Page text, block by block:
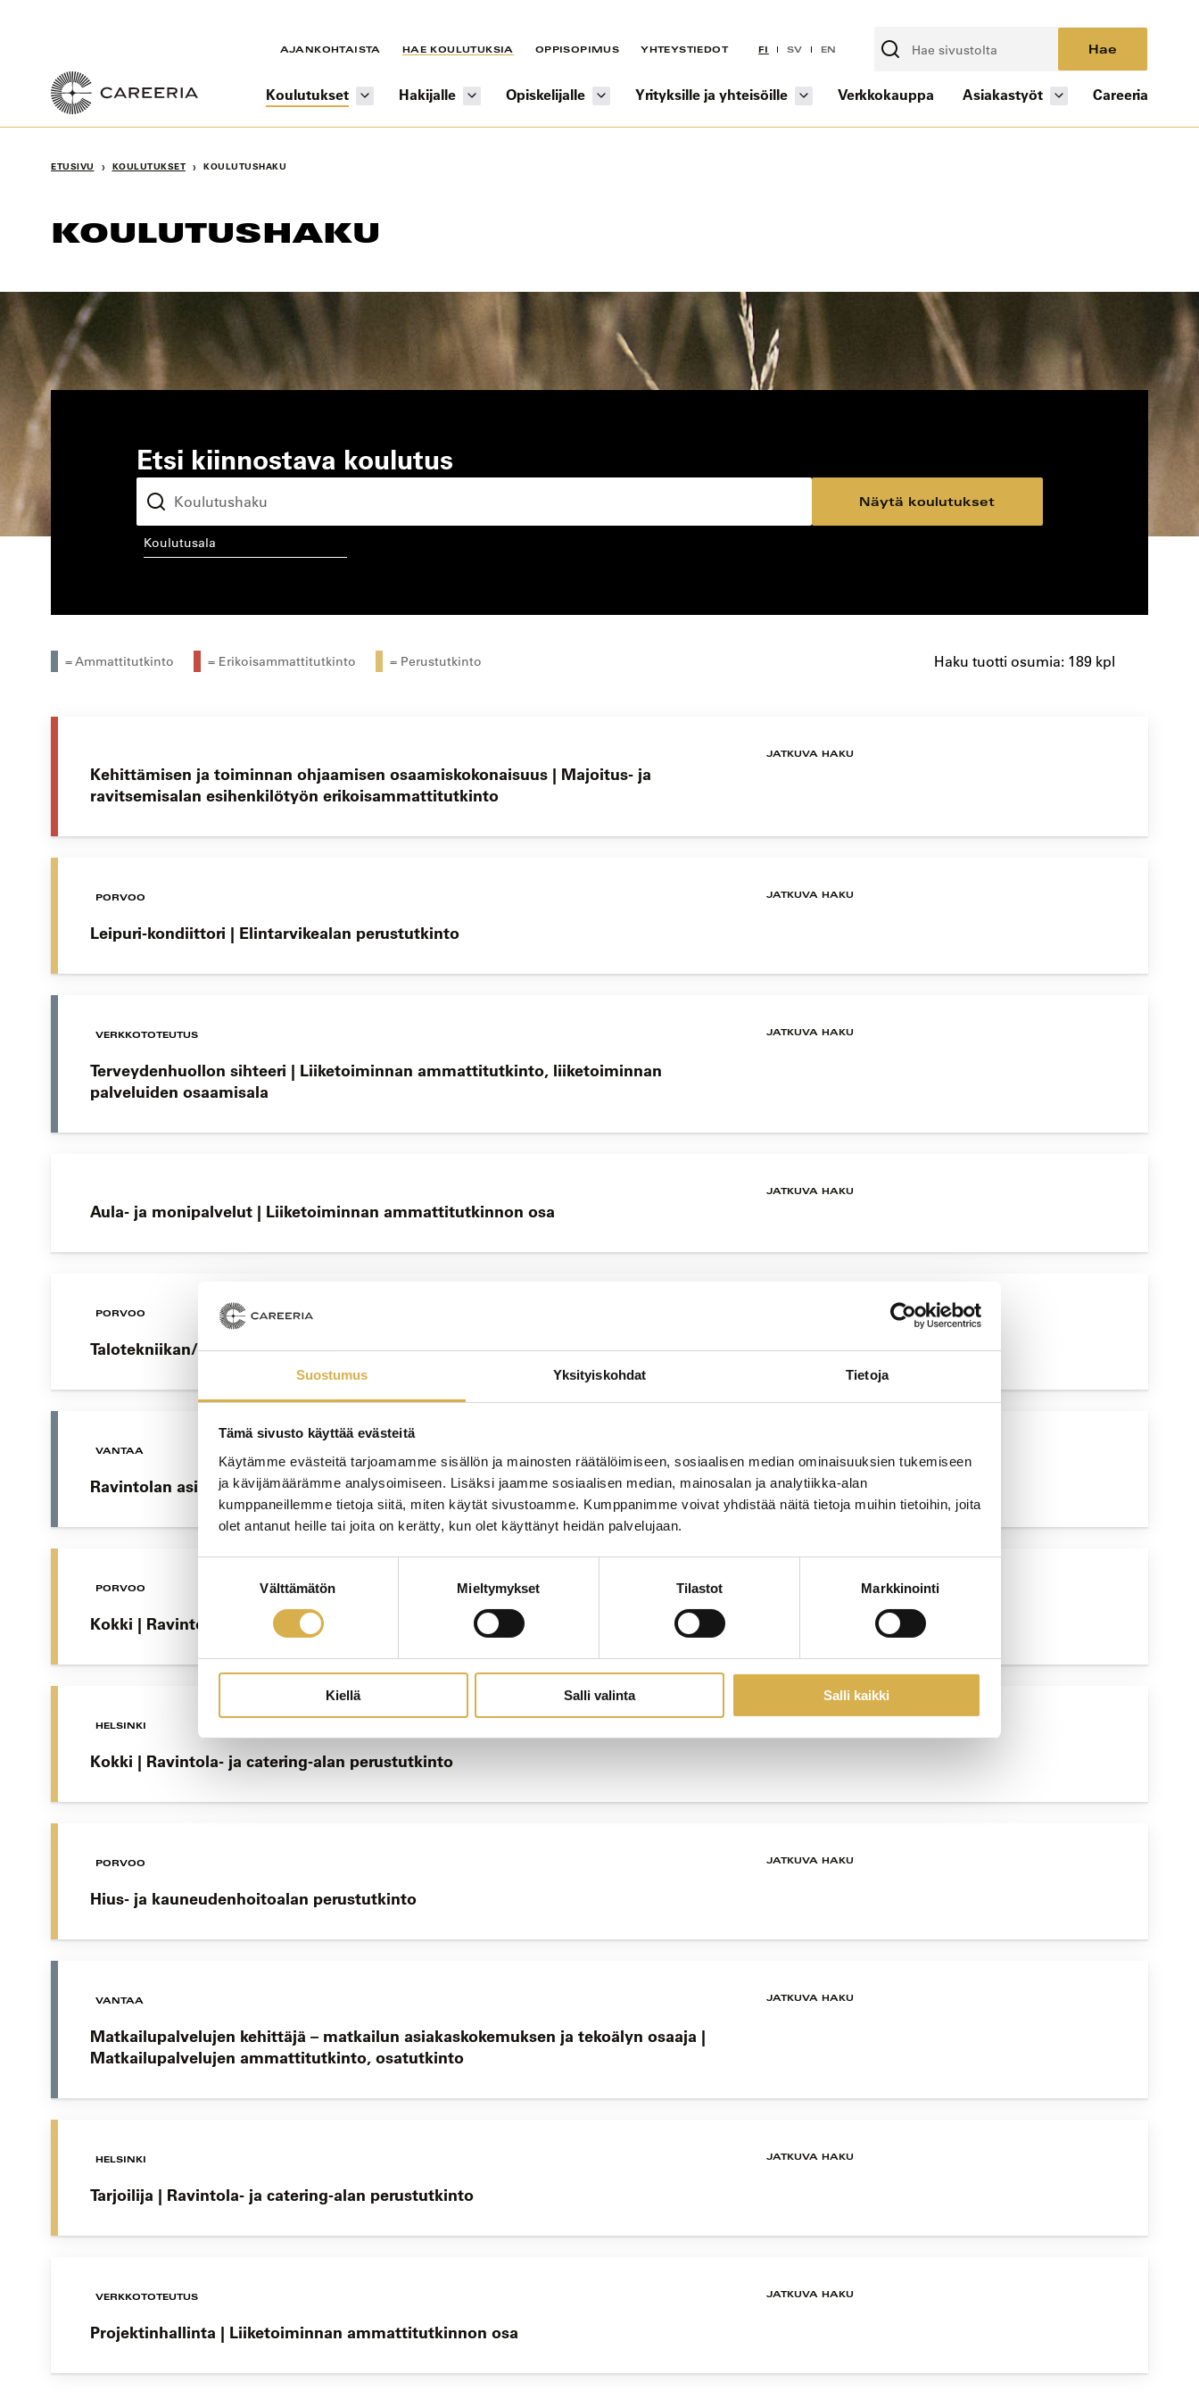
Suostumus Yksityiskohdat Tietoja
Tämä sivusto käyttää evästeitä
Käytämme evästeitä tarjoamamme sisällön ja mainosten räätälöimiseen, sosiaalisen median ominaisuuksien tukemiseen
ja kävijämäärämme analysoimiseen. Lisäksi jaamme sosiaalisen median, mainosalan ja analytiikka-alan
kumppaneillemme tietoja siitä, miten käytät sivustoamme. Kumppanimme voivat yhdistää näitä tietoja muihin tietoihin, joita
olet antanut heille tai joita on kerätty, kun olet käyttänyt heidän palvelujaan.
Välttämätön Mieltymykset Tilastot Markkinointi
Kiellä Salli valinta Salli kaikki
AJANKOHTAISTA HAE KOULUTUKSIA OPPISOPIMUS YHTEYSTIEDOT FI SV EN Hae
Koulutukset Hakijalle Opiskelijalle Yrityksille ja yhteisöille Verkkokauppa Asiakastyöt Careeria
ETUSIVU › KOULUTUKSET › KOULUTUSHAKU
KOULUTUSHAKU
Etsi kiinnostava koulutus
koulutusala
Näytä koulutukset
= Ammattitutkinto = Erikoisammattitutkinto = Perustutkinto Haku tuotti osumia: 189 kpl
Kehittämisen ja toiminnan ohjaamisen osaamiskokonaisuus | Majoitus- ja
ravitsemisalan esihenkilötyön erikoisammattitutkinto
JATKUVA HAKU
PORVOO
Leipuri-kondiittori | Elintarvikealan perustutkinto
JATKUVA HAKU
VERKKOTOTEUTUS
Terveydenhuollon sihteeri | Liiketoiminnan ammattitutkinto, liiketoiminnan
palveluiden osaamisala
JATKUVA HAKU
Aula- ja monipalvelut | Liiketoiminnan ammattitutkinnon osa
JATKUVA HAKU
PORVOO
Talotekniikan/Kone- ja tuotantotekniikan osatutkinto | Osatutkinto
VANTAA
Ravintolan asiakaspalvelun ammattitutkintokoulutus kokeneille ammattilaisille
PORVOO
Kokki | Ravintola- ja catering-alan perustutkinto
HELSINKI
Kokki | Ravintola- ja catering-alan perustutkinto
PORVOO
Hius- ja kauneudenhoitoalan perustutkinto
JATKUVA HAKU
VANTAA
Matkailupalvelujen kehittäjä – matkailun asiakaskokemuksen ja tekoälyn osaaja |
Matkailupalvelujen ammattitutkinto, osatutkinto
JATKUVA HAKU
HELSINKI
Tarjoilija | Ravintola- ja catering-alan perustutkinto
JATKUVA HAKU
VERKKOTOTEUTUS
Projektinhallinta | Liiketoiminnan ammattitutkinnon osa
JATKUVA HAKU